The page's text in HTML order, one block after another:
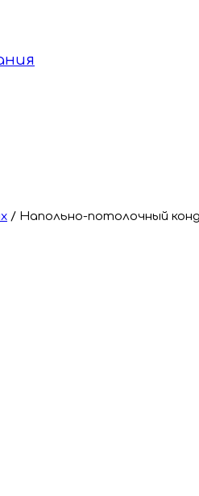
/ Напольно-потолочный